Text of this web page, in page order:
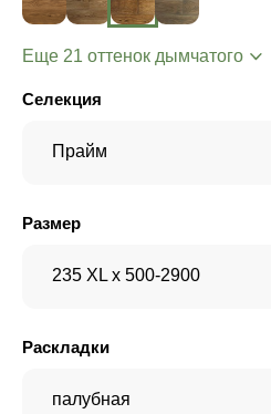
Еще 21 оттенок дымчатого
Селекция
Прайм
Размер
235 XL x 500-2900
Раскладки
палубная